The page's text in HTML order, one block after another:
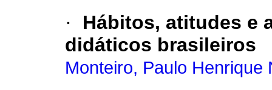
·
Hábitos, atitudes e
didáticos brasileiros
Monteiro, Paulo Henrique